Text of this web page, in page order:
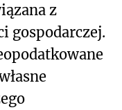
z
gospodarczej.